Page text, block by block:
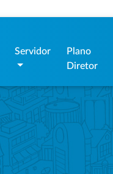
Servidor
Plano
Diretor